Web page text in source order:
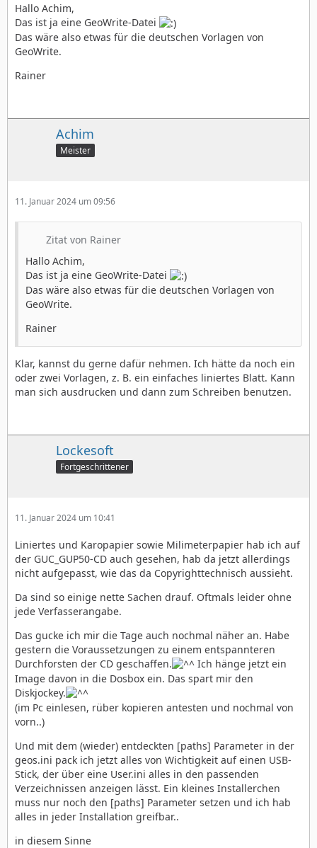
Hallo Achim,
Das ist ja eine GeoWrite-Datei
Das wäre also etwas für die deutschen Vorlagen von
GeoWrite.
Rainer
Achim
Meister
11. Januar 2024 um 09:56
Zitat von Rainer
Hallo Achim,
Das ist ja eine GeoWrite-Datei
Das wäre also etwas für die deutschen Vorlagen von
GeoWrite.
Rainer
Klar, kannst du gerne dafür nehmen. Ich hätte da noch ein
oder zwei Vorlagen, z. B. ein einfaches liniertes Blatt. Kann
man sich ausdrucken und dann zum Schreiben benutzen.
Lockesoft
Fortgeschrittener
11. Januar 2024 um 10:41
Liniertes und Karopapier sowie Milimeterpapier hab ich auf
der GUC_GUP50-CD auch gesehen, hab da jetzt allerdings
nicht aufgepasst, wie das da Copyrighttechnisch aussieht.
Da sind so einige nette Sachen drauf. Oftmals leider ohne
jede Verfasserangabe.
Das gucke ich mir die Tage auch nochmal näher an. Habe
gestern die Voraussetzungen zu einem entspannteren
Durchforsten der CD geschaffen.
Ich hänge jetzt ein
Image davon in die Dosbox ein. Das spart mir den
Diskjockey.
(im Pc einlesen, rüber kopieren antesten und nochmal von
vorn..)
Und mit dem (wieder) entdeckten [paths] Parameter in der
geos.ini pack ich jetzt alles von Wichtigkeit auf einen USB-
Stick, der über eine User.ini alles in den passenden
Verzeichnissen anzeigen lässt. Ein kleines Installerchen
muss nur noch den [paths] Parameter setzen und ich hab
alles in jeder Installation greifbar..
in diesem Sinne